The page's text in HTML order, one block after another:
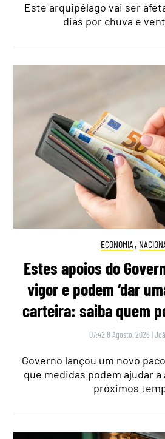
Este arquipélago vai ser
dias por chuva e
ECONOMIA ,
Estes apoios do
vigor e podem ‘dar
carteira: saiba quem
07:42 8 Agosto, 2026 |
Governo lançou um novo
que medidas podem ajudar
próximos